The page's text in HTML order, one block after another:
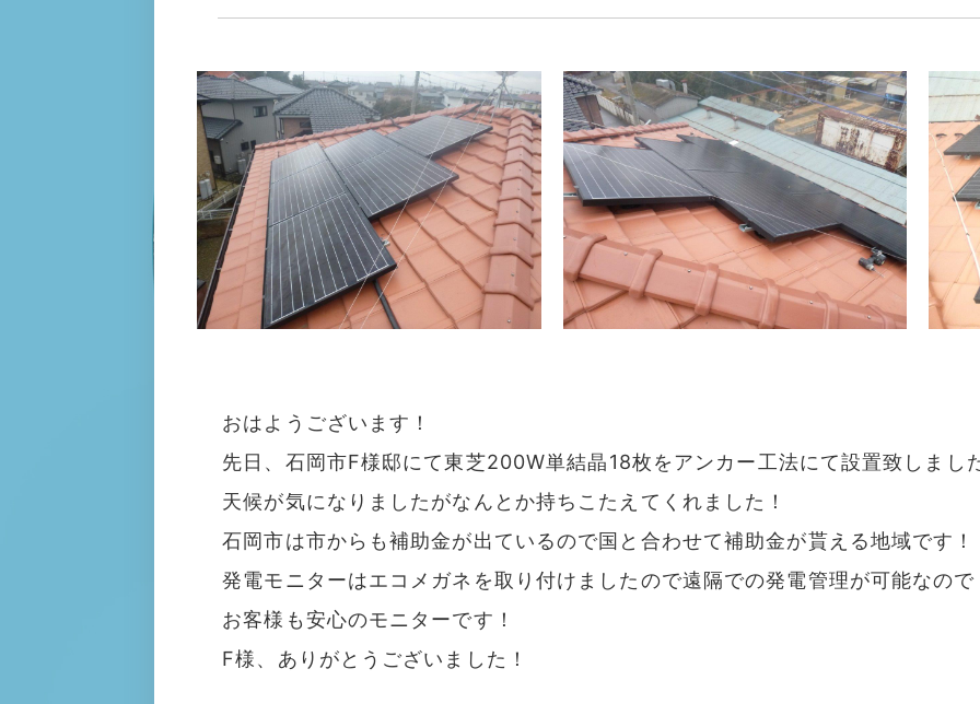
おはようございます！
先日、石岡市F様邸にて東芝200W単結晶18枚をアンカー工法にて設置致しまし
天候が気になりましたがなんとか持ちこたえてくれました！
石岡市は市からも補助金が出ているので国と合わせて補助金が貰える地域です！
発電モニターはエコメガネを取り付けましたので遠隔での発電管理が可能なので
お客様も安心のモニターです！
F様、ありがとうございました！